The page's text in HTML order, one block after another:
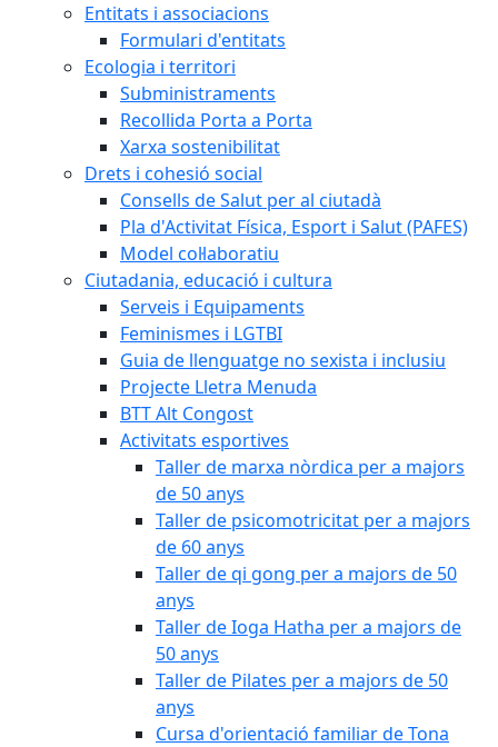
Entitats i associacions
Formulari d'entitats
Ecologia i territori
Subministraments
Recollida Porta a Porta
Xarxa sostenibilitat
Drets i cohesió social
Consells de Salut per al ciutadà
Pla d'Activitat Física, Esport i Salut (PAFES)
Model col·laboratiu
Ciutadania, educació i cultura
Serveis i Equipaments
Feminismes i LGTBI
Guia de llenguatge no sexista i inclusiu
Projecte Lletra Menuda
BTT Alt Congost
Activitats esportives
Taller de marxa nòrdica per a majors
de 50 anys
Taller de psicomotricitat per a majors
de 60 anys
Taller de qi gong per a majors de 50
anys
Taller de Ioga Hatha per a majors de
50 anys
Taller de Pilates per a majors de 50
anys
Cursa d'orientació familiar de Tona